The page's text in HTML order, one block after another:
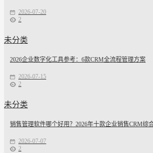
2026-07-20
2
未分类
2026企业数字化工具参考：6款CRM全流程管理方案
2026-07-15
2
未分类
销售管理软件哪个好用？2026年十款企业销售CRM综
2026-07-07
2